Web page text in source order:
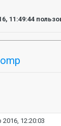
11:49:44
2016, 12:20:03